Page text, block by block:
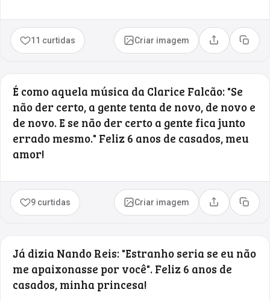
11 curtidas Criar imagem Compartilhar
Copiar
É como aquela música da Clarice Falcão: "Se
não der certo, a gente tenta de novo, de novo e
de novo. E se não der certo a gente fica junto
errado mesmo." Feliz 6 anos de casados, meu
amor!
9 curtidas Criar imagem Compartilhar
Copiar
Já dizia Nando Reis: "Estranho seria se eu não
me apaixonasse por você". Feliz 6 anos de
casados, minha princesa!